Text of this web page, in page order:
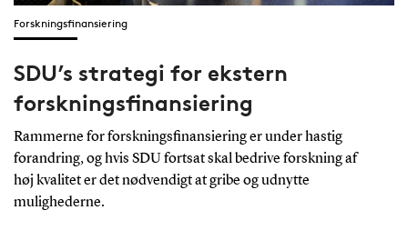
Forskningsfinansiering
SDU’s strategi for ekstern
forskningsfinansiering
Rammerne for forskningsfinansiering er under hastig
forandring, og hvis SDU fortsat skal bedrive forskning af
høj kvalitet er det nødvendigt at gribe og udnytte
mulighederne.